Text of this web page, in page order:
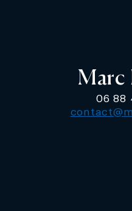
Marc
06 88